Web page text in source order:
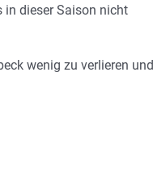
in dieser Saison nicht
wenig zu verlieren und